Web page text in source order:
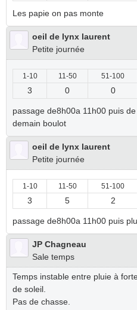
Les papie on pas monte
oeil de lynx laurent
Petite journée
1-10 11-50 51-100
3 0 0
passage de8h00a 11h00 puis
demain boulot
oeil de lynx laurent
Petite journée
1-10 11-50 51-100
3 5 2
passage de8h00a 11h00 puis
JP Chagneau
Sale temps
Temps instable entre pluie à
de soleil.
Pas de chasse.